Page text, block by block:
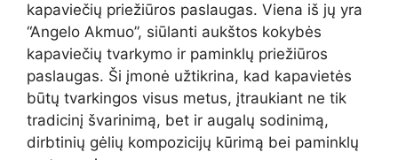
kapaviečių priežiūros paslaugas. Viena iš jų yra
“Angelo Akmuo”, siūlanti aukštos kokybės
kapaviečių tvarkymo ir paminklų priežiūros
paslaugas. Ši įmonė užtikrina, kad kapavietės
būtų tvarkingos visus metus, įtraukiant ne tik
tradicinį švarinimą, bet ir augalų sodinimą,
dirbtinių gėlių kompozicijų kūrimą bei paminklų